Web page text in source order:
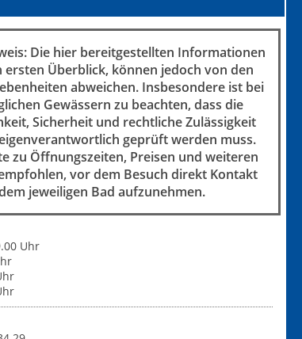
Die hier bereitgestellten Informationen
ersten Überblick, können jedoch von den
abweichen. Insbesondere ist bei
Gewässern zu beachten, dass die
Sicherheit und rechtliche Zulässigkeit
geprüft werden muss.
zu Öffnungszeiten, Preisen und weiteren
vor dem Besuch direkt Kontakt
jeweiligen Bad aufzunehmen.
Uhr